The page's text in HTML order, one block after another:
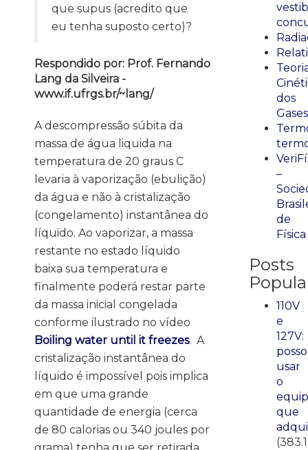
que supus (acredito que
eu tenha suposto certo)?
Respondido por: Prof. Fernando
Lang da Silveira -
www.if.ufrgs.br/~lang/
A descompressão súbita da
massa de água liquida na
temperatura de 20 graus C
levaria à vaporização (ebulição)
da água e não à cristalização
(congelamento) instantânea do
líquido. Ao vaporizar, a massa
restante no estado líquido
baixa sua temperatura e
finalmente poderá restar parte
da massa inicial congelada
conforme ilustrado no vídeo
Boiling water until it freezes. A
cristalização instantânea do
líquido é impossível pois implica
em que uma grande
quantidade de energia (cerca
de 80 calorias ou 340 joules por
dos
Gases
–
de
Física
Posts
110V
e
127V:
posso
usar
o
que